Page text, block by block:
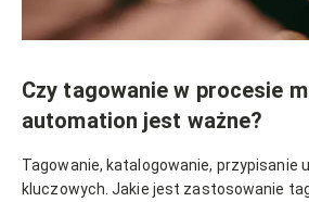
Czy tagowanie w procesie
automation jest ważne?
Tagowanie, katalogowanie, przypisanie
kluczowych. Jakie jest zastosowanie